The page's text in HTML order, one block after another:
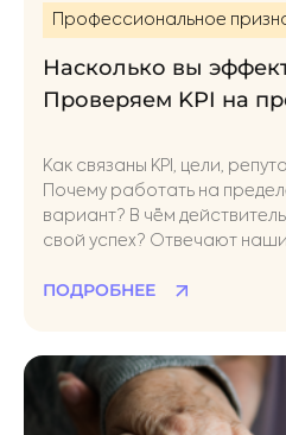
Профессиональное
Насколько вы
Проверяем KPI на
Как связаны KPI, цели,
Почему работать на
вариант? В чём
свой успех? Отвечают
ПОДРОБНЕЕ